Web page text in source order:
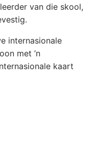
van die skool,
internasionale
met ’n
kaart